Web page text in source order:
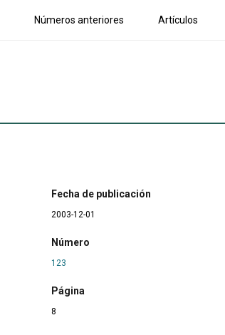
Números anteriores Artículos
Fecha de publicación
2003-12-01
Número
123
Página
8